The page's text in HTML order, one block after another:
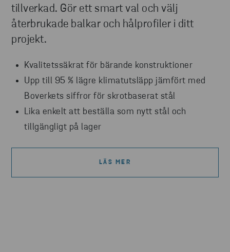
tillverkad. Gör ett smart val och välj
återbrukade balkar och hålprofiler i ditt
projekt.
Kvalitetssäkrat för bärande konstruktioner
Upp till 95 % lägre klimatutsläpp jämfört med
Boverkets siffror för skrotbaserat stål
Lika enkelt att beställa som nytt stål och
tillgängligt på lager
LÄS MER